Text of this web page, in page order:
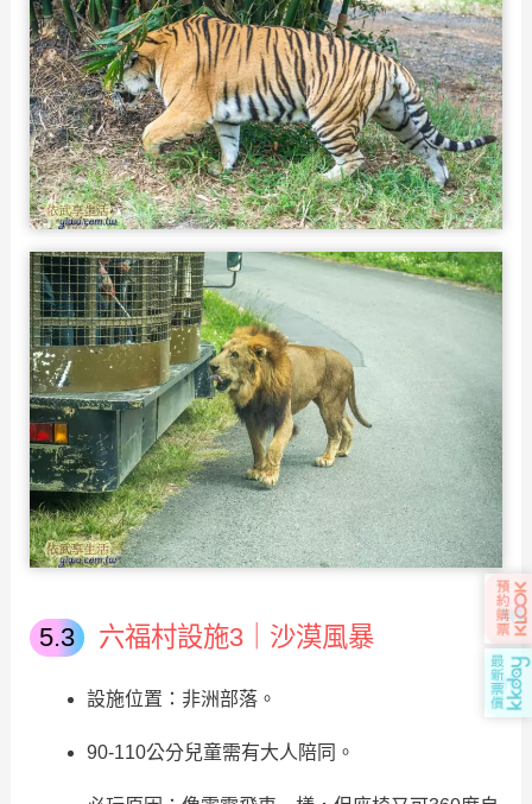
六福村設施3｜ 沙漠風暴
設施位置：非洲部落。
90-110公分兒童需有大人陪同。